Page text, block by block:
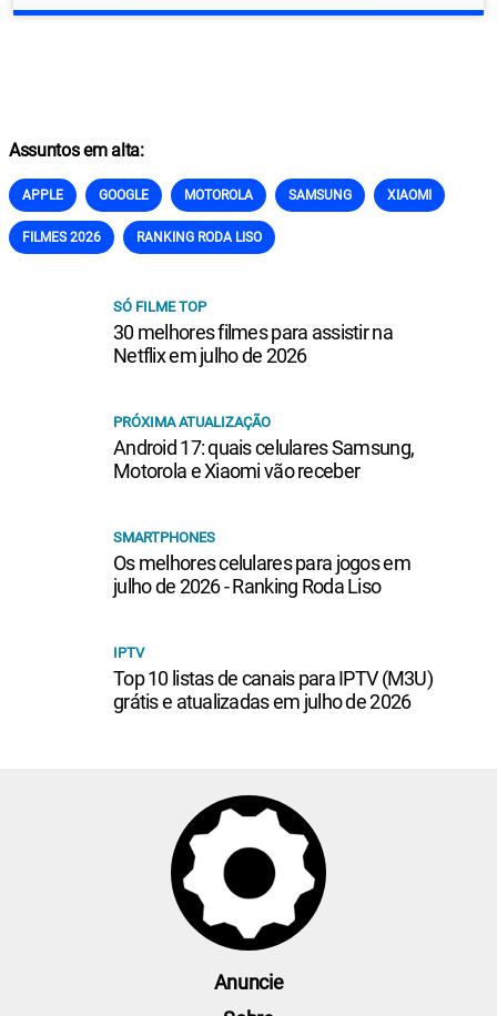
Assuntos em alta:
APPLE GOOGLE MOTOROLA SAMSUNG XIAOMI
FILMES 2026 RANKING RODA LISO
SÓ FILME TOP
30 melhores filmes para assistir na
Netflix em julho de 2026
PRÓXIMA ATUALIZAÇÃO
Android 17: quais celulares Samsung,
Motorola e Xiaomi vão receber
SMARTPHONES
Os melhores celulares para jogos em
julho de 2026 - Ranking Roda Liso
IPTV
Top 10 listas de canais para IPTV (M3U)
grátis e atualizadas em julho de 2026
Anuncie